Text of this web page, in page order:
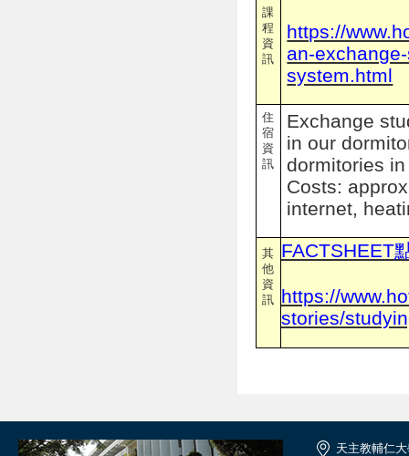
課
程
資
訊
https://
an-
system.html
住
宿
資
訊
Exchange
in our
dormitories
Costs:
internet,
其
他
資
訊
FACTSHEET
https://
stories/
天主教輔仁